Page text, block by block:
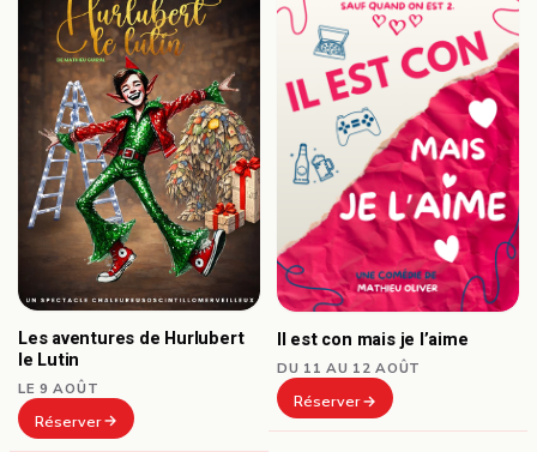
Les aventures de Hurlubert
le Lutin
LE 9 AOÛT
Réserver
Il est con mais je l’aime
DU 11 AU 12 AOÛT
Réserver